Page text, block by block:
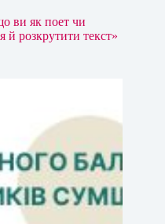
ви як поет чи
й розкрутити текст»